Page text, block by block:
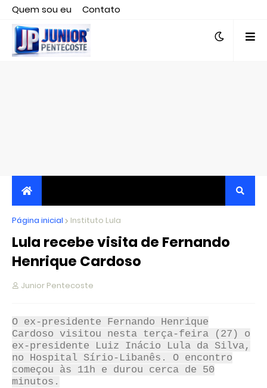
Quem sou eu
Contato
Editor responsável, jornalista Clovis Almeida.
JORNALISMO INDEPENDENTE, TRANSPARENTE E
CRÍTICO
Página inicial Instituto Lula
Lula recebe visita de Fernando
Henrique Cardoso
Junior Pentecoste
O ex-presidente Fernando Henrique
Cardoso visitou nesta terça-feira (27) o
ex-presidente Luiz Inácio Lula da Silva,
no Hospital Sírio-Libanês. O encontro
começou às 11h e durou cerca de 50
minutos.